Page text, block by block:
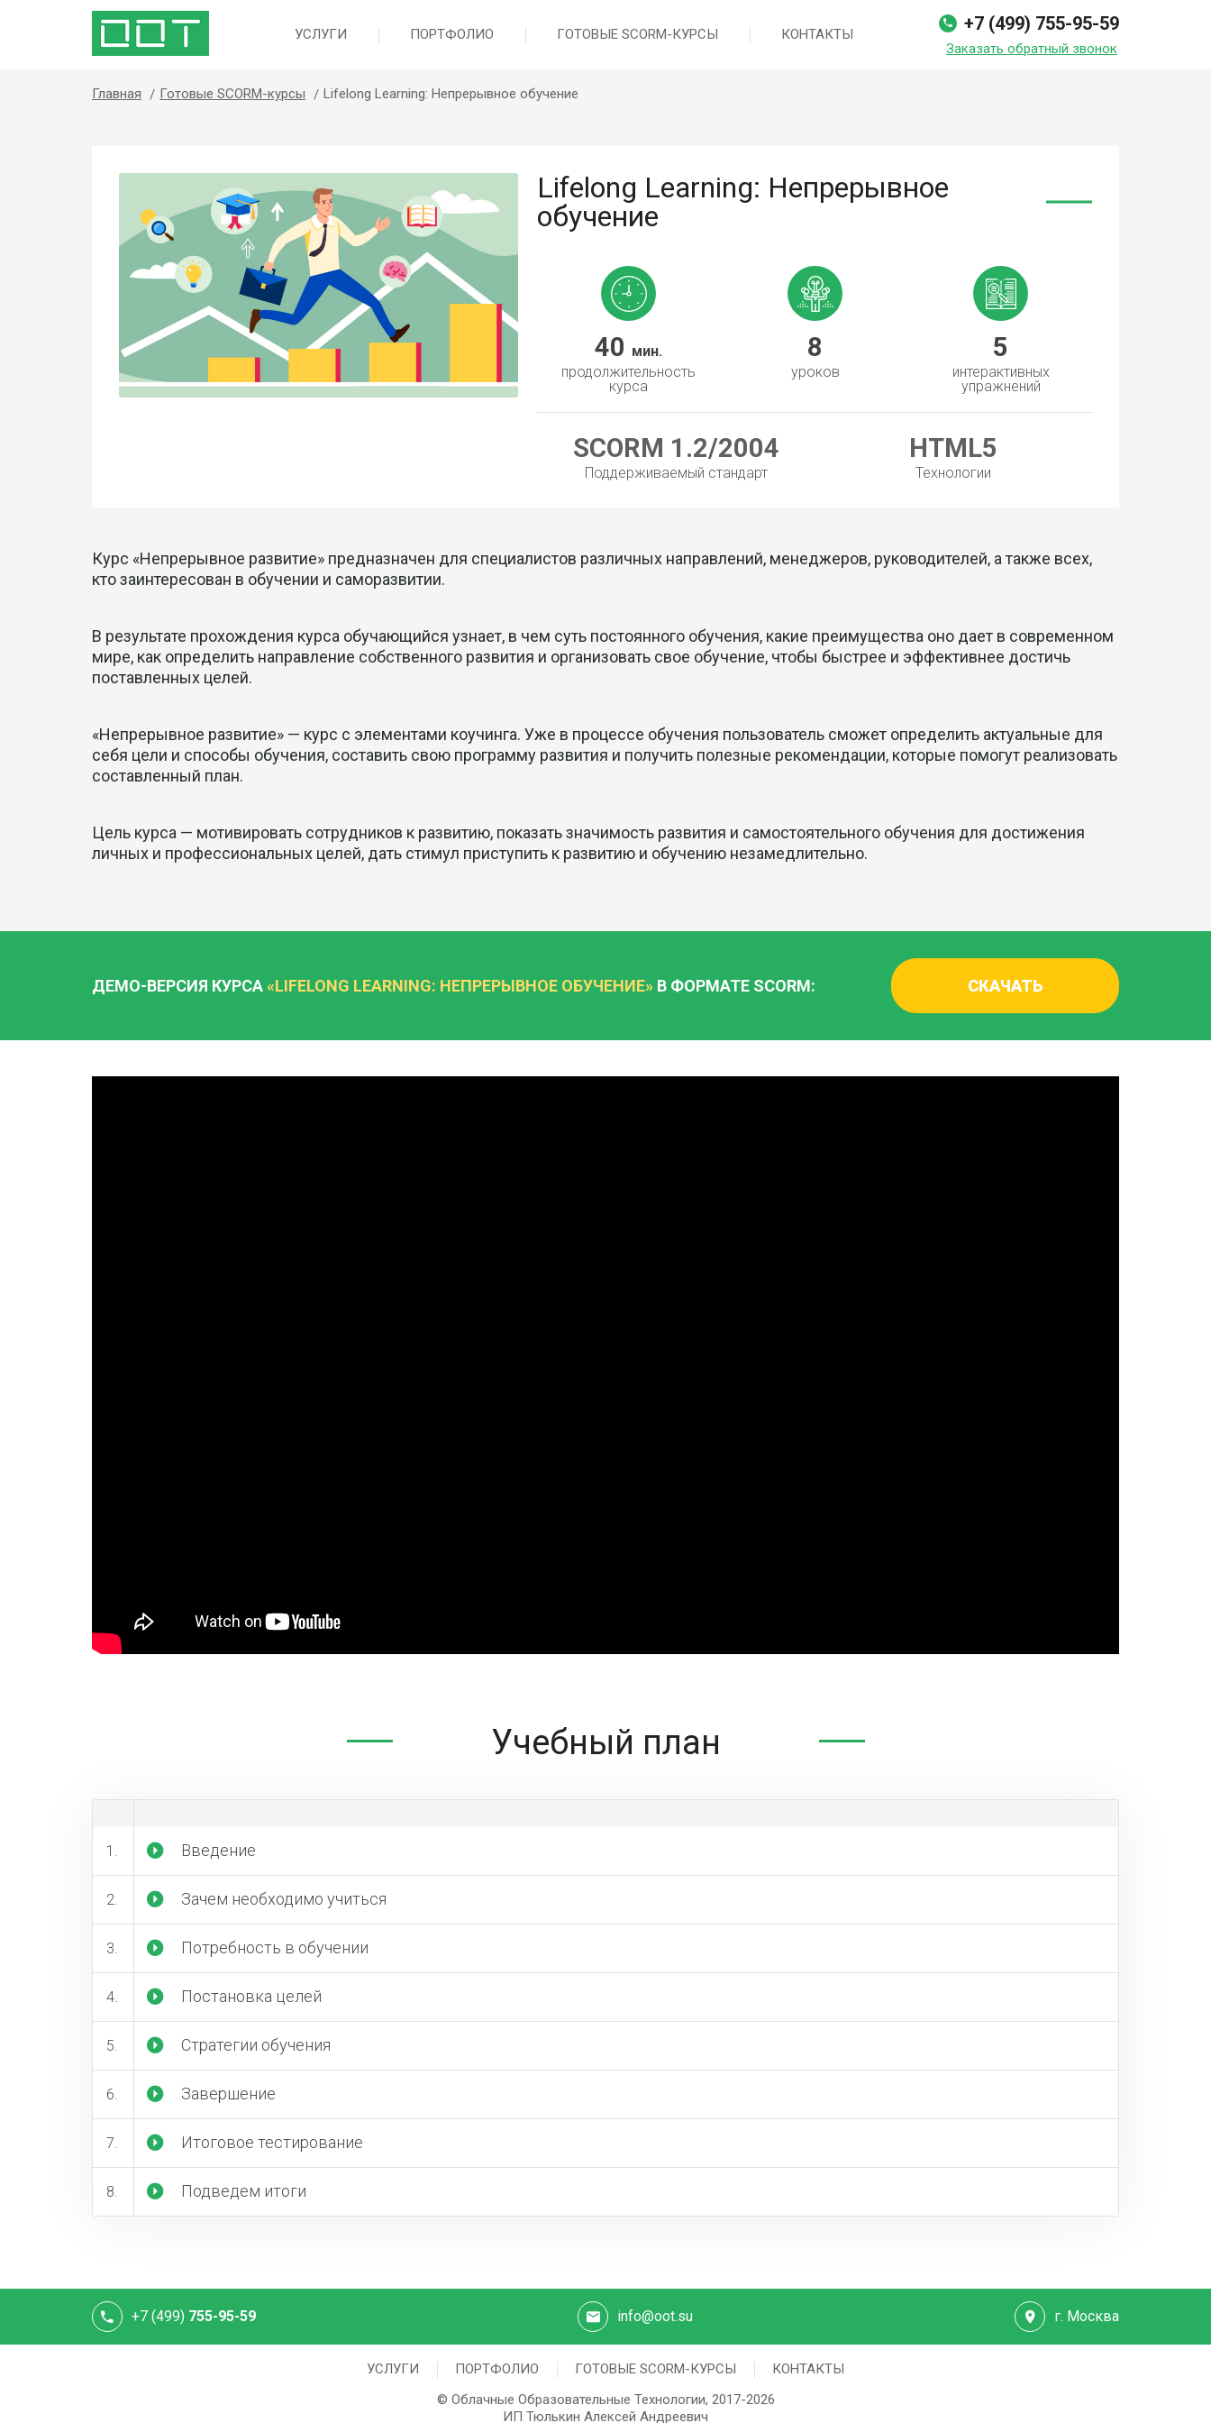
УСЛУГИ ПОРТФОЛИО ГОТОВЫЕ SCORM-КУРСЫ КОНТАКТЫ
+7 (499) 755-95-59
Заказать обрaтный звонок
Главная Готовые SCORM-курсы Lifelong Learning: Непрерывное обучение
Lifelong Learning: Непрерывное
обучение
40 мин.
продолжительность
курса
8
уроков
5
интерактивных
упражнений
SCORM 1.2/2004
Поддерживаемый стандарт
HTML5
Технологии
Курс «Непрерывное развитие» предназначен для специалистов различных направлений, менеджеров, руководителей, а также всех,
кто заинтересован в обучении и саморазвитии.
В результате прохождения курса обучающийся узнает, в чем суть постоянного обучения, какие преимущества оно дает в современном
мире, как определить направление собственного развития и организовать свое обучение, чтобы быстрее и эффективнее достичь
поставленных целей.
«Непрерывное развитие» — курс с элементами коучинга. Уже в процессе обучения пользователь сможет определить актуальные для
себя цели и способы обучения, составить свою программу развития и получить полезные рекомендации, которые помогут реализовать
составленный план.
Цель курса — мотивировать сотрудников к развитию, показать значимость развития и самостоятельного обучения для достижения
личных и профессиональных целей, дать стимул приступить к развитию и обучению незамедлительно.
ДЕМО-ВЕРСИЯ КУРСА«LIFELONG LEARNING: НЕПРЕРЫВНОЕ ОБУЧЕНИЕ» В ФОРМАТЕ SCORM: СКАЧАТЬ
Учебный план
Введение
Зачем необходимо учиться
Потребность в обучении
Постановка целей
Стратегии обучения
Завершение
Итоговое тестирование
Подведем итоги
+7 (499) 755-95-59 info@oot.su г. Москва
УСЛУГИ ПОРТФОЛИО ГОТОВЫЕ SCORM-КУРСЫ
КОНТАКТЫ
© Облачные Образовательные Технологии, 2017-2026
ИП Тюлькин Алексей Андреевич